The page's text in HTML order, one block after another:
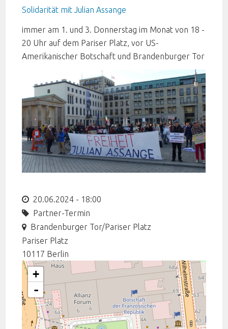
Solidarität mit Julian Assange
immer am 1. und 3. Donnerstag im Monat von 18 -
20 Uhr auf dem Pariser Platz, vor US-
Amerikanischer Botschaft und Brandenburger Tor
20.06.2024 - 18:00
Partner-Termin
Brandenburger Tor/Pariser Platz
Pariser Platz
10117 Berlin
+
-